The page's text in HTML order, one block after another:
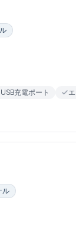
USB充電ポート
ル